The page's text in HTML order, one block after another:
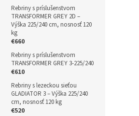
Rebriny s príslušenstvom
TRANSFORMER GREY 2D –
Výška 225/240 cm, nosnosť 120
kg
€660
Rebriny s príslušenstvom
TRANSFORMER GREY 3-225/240
€610
Rebriny s lezeckou sieťou
GLADIATOR 3 – Výška 225/240
cm, nosnosť 120 kg
€520